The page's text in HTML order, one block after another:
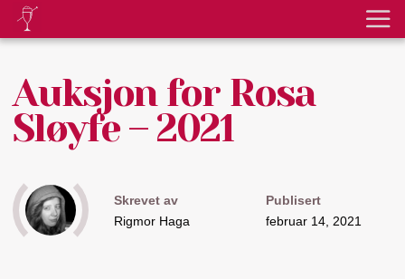
Auksjon for Rosa
Sløyfe – 2021
Skrevet av
Rigmor Haga
Publisert
februar 14, 2021